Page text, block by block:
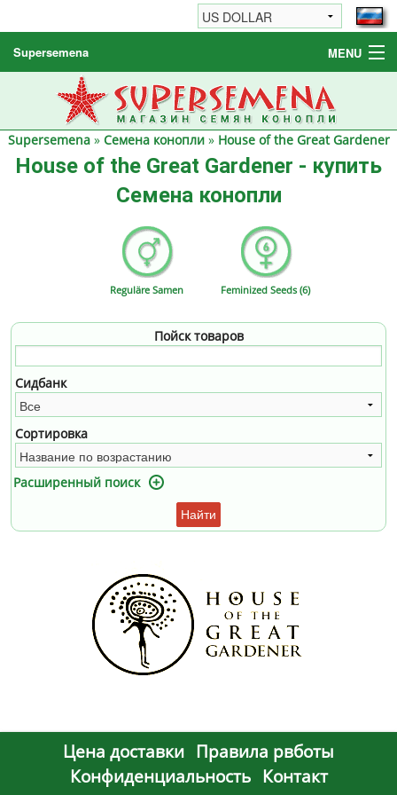
Supersemena MENU
Семена конопли
Другие товары
Как заказать / FAQ
Supersemena» Семена конопли» House of the Great Gardener
House of the Great Gardener - купить
Семена конопли
Reguläre Samen Feminized Seeds (6)
Пойск товаров
Сидбанк
Сортировка
Расширенный поиск
Найти
Цена доставки Правила рвботы
Конфиденциальность Контакт